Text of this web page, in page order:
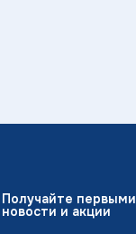
Получайте первыми
новости и акции